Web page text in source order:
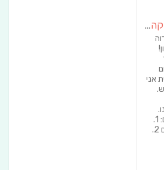
חדוה ארג’ואן קוסמטיקה הוליסטית
אני
במכון מוצעים מגוון טיפולים: 1.
ניקוי עמוק, שחורים ושומנים 2.